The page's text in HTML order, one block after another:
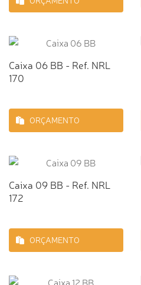
Caixa 06 BB - Ref. NRL
170
ORÇAMENTO
Caixa 09 BB - Ref. NRL
172
ORÇAMENTO